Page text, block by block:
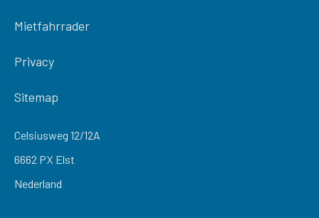
Mietfahrrader
Privacy
Sitemap
Celsiusweg 12/12A
6662 PX Elst
Nederland